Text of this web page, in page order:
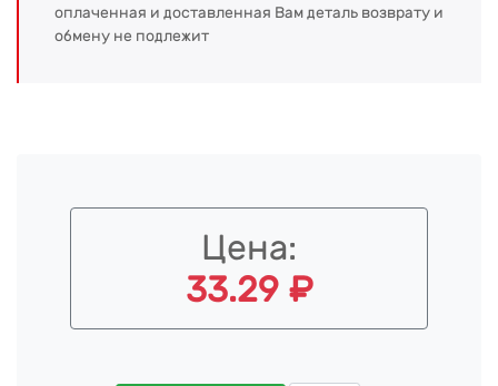
оплаченная и доставленная Вам деталь возврату и
обмену не подлежит
Цена:
33.29 ₽